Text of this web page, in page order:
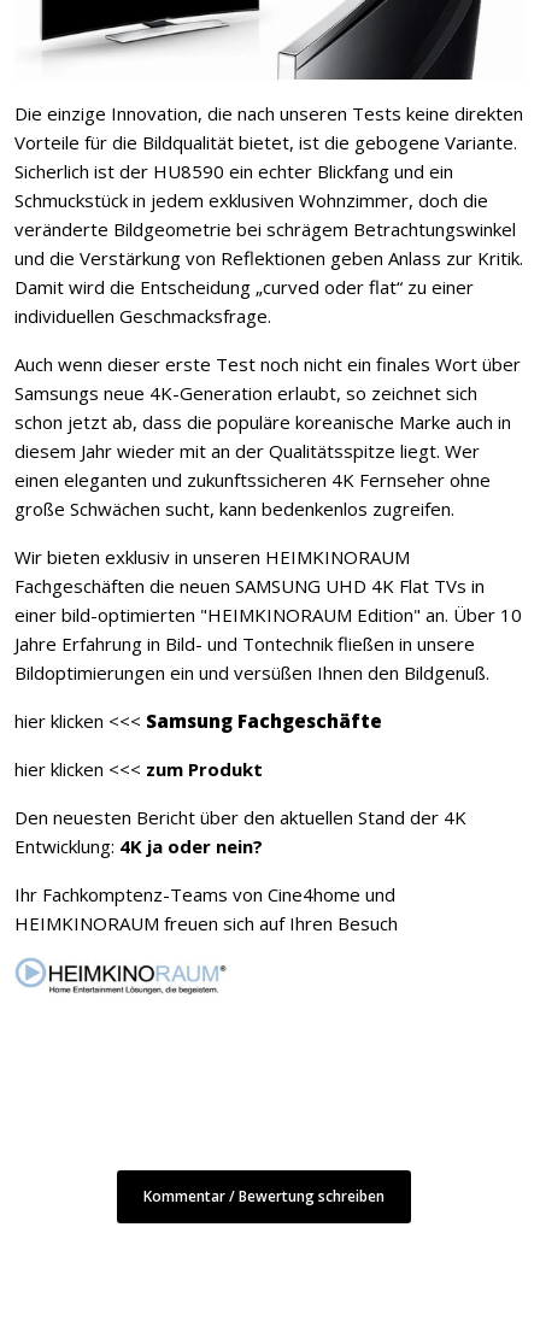
Die einzige Innovation, die nach unseren Tests keine direkten
Vorteile für die Bildqualität bietet, ist die gebogene Variante.
Sicherlich ist der HU8590 ein echter Blickfang und ein
Schmuckstück in jedem exklusiven Wohnzimmer, doch die
veränderte Bildgeometrie bei schrägem Betrachtungswinkel
und die Verstärkung von Reflektionen geben Anlass zur Kritik.
Damit wird die Entscheidung „curved oder flat“ zu einer
individuellen Geschmacksfrage.
Auch wenn dieser erste Test noch nicht ein finales Wort über
Samsungs neue 4K-Generation erlaubt, so zeichnet sich
schon jetzt ab, dass die populäre koreanische Marke auch in
diesem Jahr wieder mit an der Qualitätsspitze liegt. Wer
einen eleganten und zukunftssicheren 4K Fernseher ohne
große Schwächen sucht, kann bedenkenlos zugreifen.
Wir bieten exklusiv in unseren HEIMKINORAUM
Fachgeschäften die neuen SAMSUNG UHD 4K Flat TVs in
einer bild-optimierten "HEIMKINORAUM Edition" an. Über 10
Jahre Erfahrung in Bild- und Tontechnik fließen in unsere
Bildoptimierungen ein und versüßen Ihnen den Bildgenuß.
hier klicken <<< Samsung Fachgeschäfte
hier klicken <<< zum Produkt
Den neuesten Bericht über den aktuellen Stand der 4K
Entwicklung: 4K ja oder nein?
Ihr Fachkomptenz-Teams von Cine4home und
HEIMKINORAUM freuen sich auf Ihren Besuch
Kommentar / Bewertung schreiben